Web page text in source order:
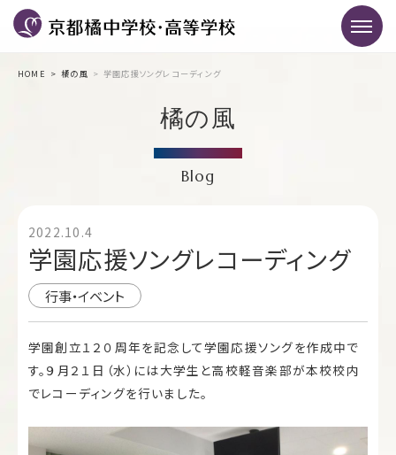
HOME 橘の風 学園応援ソングレコーディング
橘の風
Blog
2022.10.4
学園応援ソングレコーディング
行事・イベント
学園創立１２０周年を記念して学園応援ソングを作成中で
す。９月２１日（水）には大学生と高校軽音楽部が本校校内
でレコーディングを行いました。